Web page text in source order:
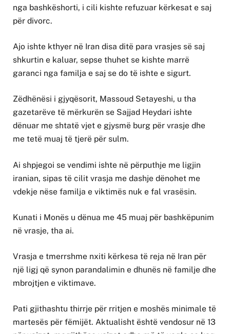
nga bashkëshorti, i cili kishte refuzuar kërkesat e saj
për divorc.
Ajo ishte kthyer në Iran disa ditë para vrasjes së saj
shkurtin e kaluar, sepse thuhet se kishte marrë
garanci nga familja e saj se do të ishte e sigurt.
Zëdhënësi i gjyqësorit, Massoud Setayeshi, u tha
gazetarëve të mërkurën se Sajjad Heydari ishte
dënuar me shtatë vjet e gjysmë burg për vrasje dhe
me tetë muaj të tjerë për sulm.
Ai shpjegoi se vendimi ishte në përputhje me ligjin
iranian, sipas të cilit vrasja me dashje dënohet me
vdekje nëse familja e viktimës nuk e fal vrasësin.
Kunati i Monës u dënua me 45 muaj për bashkëpunim
në vrasje, tha ai.
Vrasja e tmerrshme nxiti kërkesa të reja në Iran për
një ligj që synon parandalimin e dhunës në familje dhe
mbrojtjen e viktimave.
Pati gjithashtu thirrje për rritjen e moshës minimale të
martesës për fëmijët. Aktualisht është vendosur në 13